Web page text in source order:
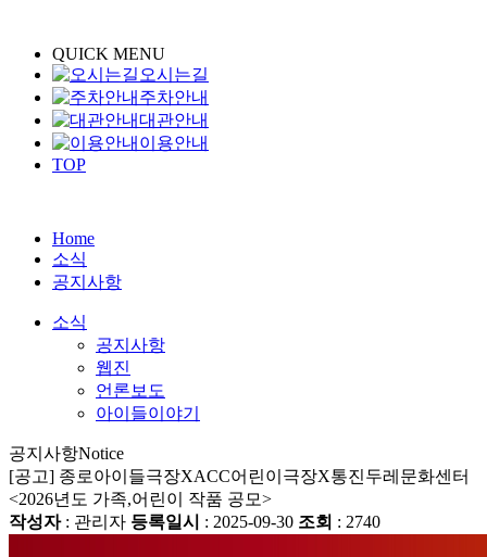
QUICK MENU
오시는길
주차안내
대관안내
이용안내
TOP
Home
소식
공지사항
소식
공지사항
웹진
언론보도
아이들이야기
공지사항Notice
[공고] 종로아이들극장XACC어린이극장X통진두레문화센터
<2026년도 가족,어린이 작품 공모>
작성자: 관리자 등록일시 : 2025-09-30 조회 : 2740